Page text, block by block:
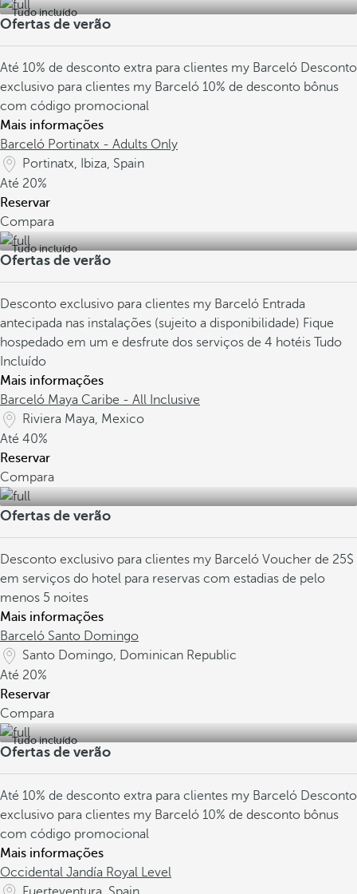
Tudo incluído
Ofertas de verão
Até 10% de desconto extra para clientes my Barceló Desconto
exclusivo para clientes my Barceló 10% de desconto bônus
com código promocional
Mais informações
Barceló Portinatx - Adults Only
Portinatx, Ibiza, Spain
Até 20%
Reservar
Compara
Tudo incluído
Ofertas de verão
Desconto exclusivo para clientes my Barceló Entrada
antecipada nas instalações (sujeito a disponibilidade) Fique
hospedado em um e desfrute dos serviços de 4 hotéis Tudo
Incluído
Mais informações
Barceló Maya Caribe - All Inclusive
Riviera Maya, Mexico
Até 40%
Reservar
Compara
Ofertas de verão
Desconto exclusivo para clientes my Barceló Voucher de 25$
em serviços do hotel para reservas com estadias de pelo
menos 5 noites
Mais informações
Barceló Santo Domingo
Santo Domingo, Dominican Republic
Até 20%
Reservar
Compara
Tudo incluído
Ofertas de verão
Até 10% de desconto extra para clientes my Barceló Desconto
exclusivo para clientes my Barceló 10% de desconto bônus
com código promocional
Mais informações
Occidental Jandía Royal Level